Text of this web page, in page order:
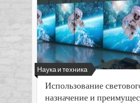
Наука и техника
Использование
назначение и